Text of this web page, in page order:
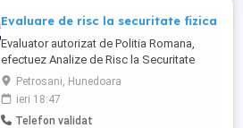
Evaluare de risc la securitate fizica
Evaluator autorizat de Politia Romana,
efectuez Analize de Risc la Securitate
Fizica. Pozitia 695 in Registrul Evaluatorilor
de Risc la Securitate Fizica. Pret estimativ
400 lei.
Petrosani, Hunedoara
ieri 18:47
Telefon validat